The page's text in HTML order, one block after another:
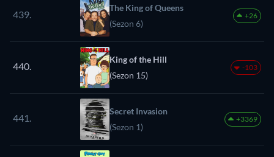
439.
The King of Queens
(Sezon 6)
+26
440.
King of the Hill
(Sezon 15)
-103
441.
Secret Invasion
(Sezon 1)
+3369